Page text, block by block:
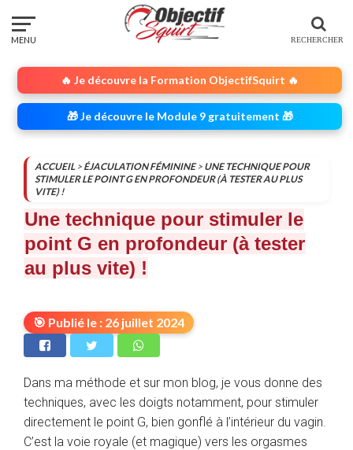
🔥 Je découvre la Formation ObjectifSquirt 🔥
🎁 Je découvre le Module 9 gratuitement 🎁
ACCUEIL > ÉJACULATION FÉMININE> UNE TECHNIQUE POUR
STIMULER LE POINT G EN PROFONDEUR (À TESTER AU PLUS
VITE) !
Une technique pour stimuler le
point G en profondeur (à tester
au plus vite) !
🎯 Publié le : 26 juillet 2024
Dans ma méthode et sur mon blog, je vous donne des
techniques, avec les doigts notamment, pour stimuler
directement le point G, bien gonflé à l’intérieur du vagin.
C’est la voie royale (et magique) vers les orgasmes